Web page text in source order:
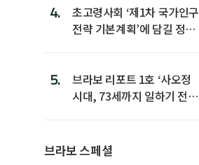
4.
초고령사회 ‘제1차 국가인구
전략 기본계획’에 담길 정책
5.
브라보 리포트 1호 ‘사오정
시대, 73세까지 일하기 전략’
브라보 스페셜